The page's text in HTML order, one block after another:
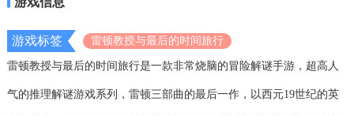
游戏标签 雷顿教授与最后的时间旅行
雷顿教授与最后的时间旅行是一款非常烧脑的冒险解谜手游，超高人
气的推理解谜游戏系列，雷顿三部曲的最后一作，以西元19世纪的英